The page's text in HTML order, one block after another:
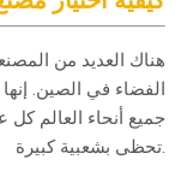
هناك العديد من
الفضاء في الصين.
جميع أنحاء العالم كل
تحظى بشعبية كبيرة.